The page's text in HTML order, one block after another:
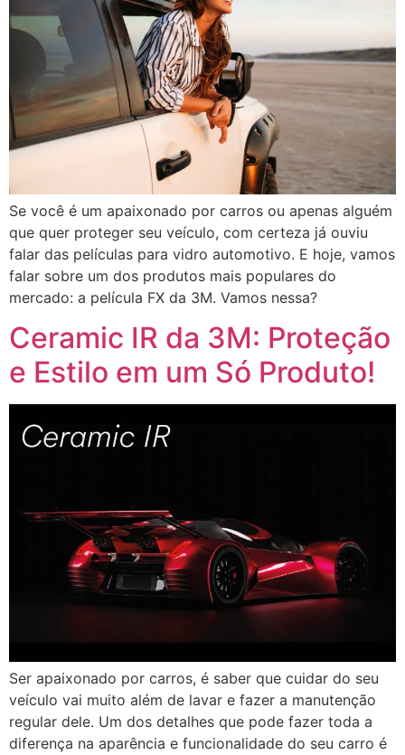
Se você é um apaixonado por carros ou apenas alguém
que quer proteger seu veículo, com certeza já ouviu
falar das películas para vidro automotivo. E hoje, vamos
falar sobre um dos produtos mais populares do
mercado: a película FX da 3M. Vamos nessa?
Ceramic IR da 3M: Proteção
e Estilo em um Só Produto!
Ser apaixonado por carros, é saber que cuidar do seu
veículo vai muito além de lavar e fazer a manutenção
regular dele. Um dos detalhes que pode fazer toda a
diferença na aparência e funcionalidade do seu carro é